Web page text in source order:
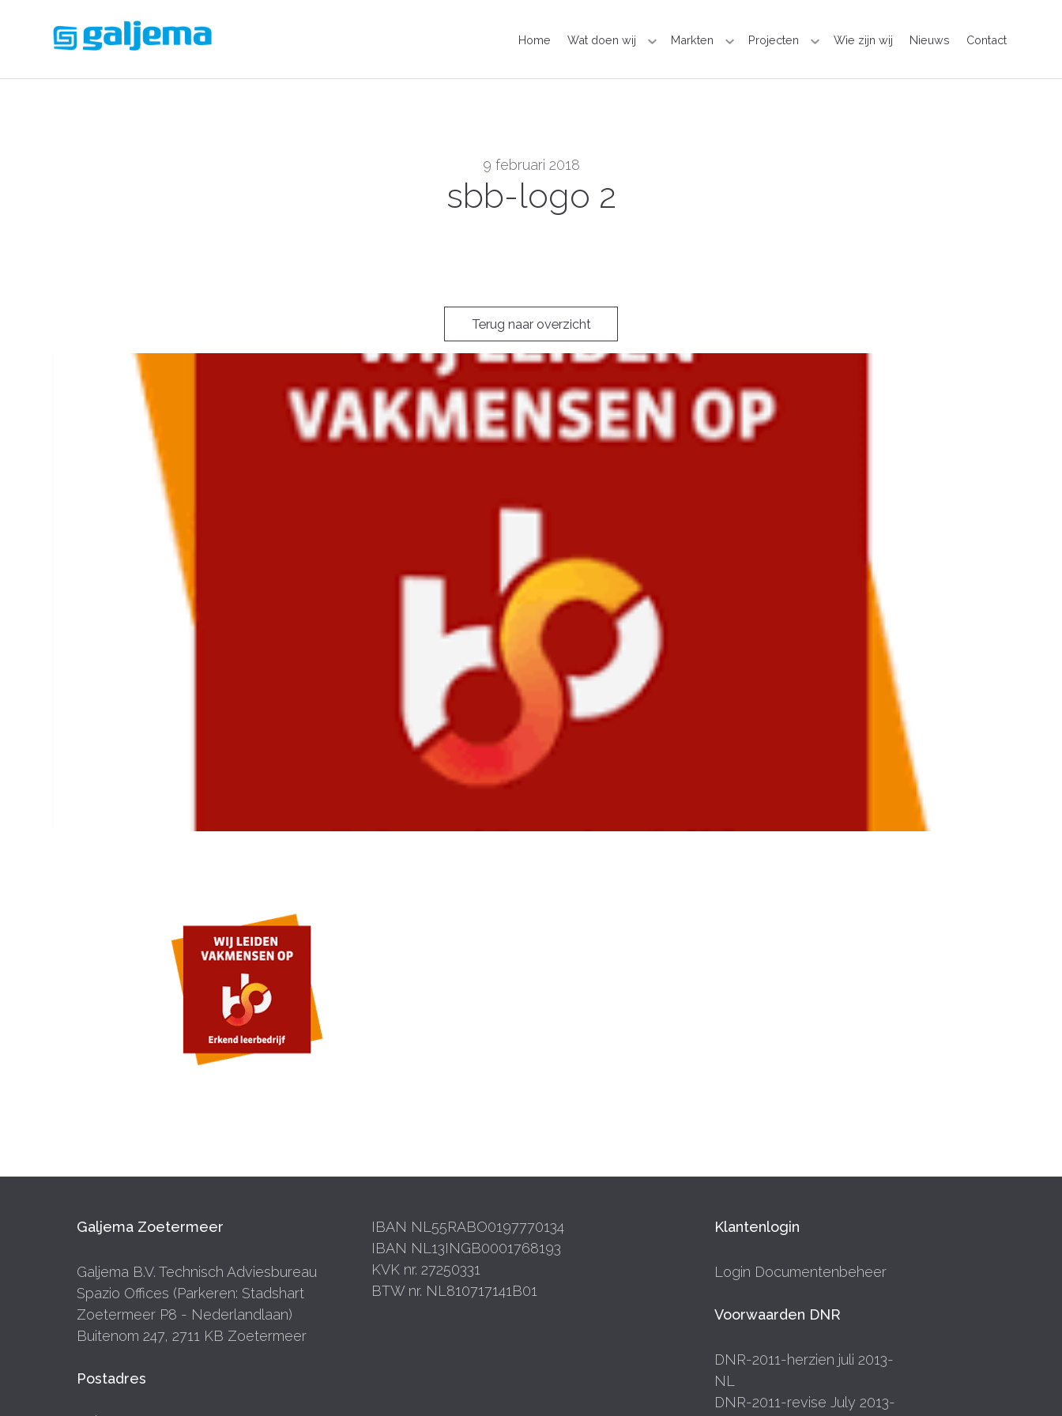
Home Wat doen wij Markten Projecten Wie zijn wij Nieuws Contact
9 februari 2018
sbb-logo 2
Terug naar overzicht
Galjema Zoetermeer
Galjema B.V. Technisch Adviesbureau
Spazio Offices (Parkeren: Stadshart
Zoetermeer P8 - Nederlandlaan)
Buitenom 247, 2711 KB Zoetermeer
Postadres
IBAN NL55RABO0197770134
IBAN NL13INGB0001768193
KVK nr. 27250331
BTW nr. NL810717141B01
Klantenlogin
Login Documentenbeheer
Voorwaarden DNR
DNR-2011-herzien juli 2013-
NL
DNR-2011-revise July 2013-